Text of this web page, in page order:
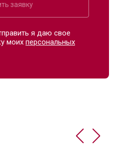
заявку
я даю свое
моихперсональных